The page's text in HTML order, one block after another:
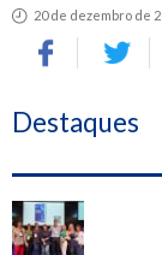
20 de dezembro de
Destaques